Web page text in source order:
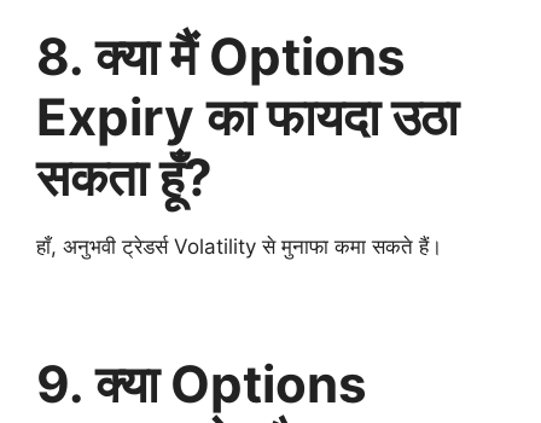
8. क्या मैं Options
Expiry का फायदा उठा
सकता हूँ?
हाँ, अनुभवी ट्रेडर्स Volatility से मुनाफा कमा सकते हैं।
9. क्या Options